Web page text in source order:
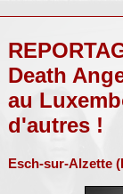
Death
au
d'autres !
Esch-sur-Alzette